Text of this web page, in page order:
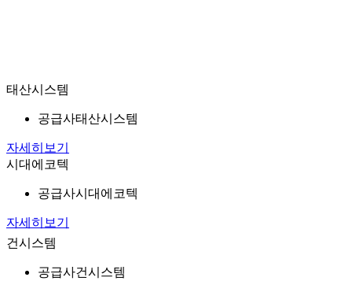
태산시스템
공급사태산시스템
자세히보기
시대에코텍
공급사시대에코텍
자세히보기
건시스템
공급사건시스템